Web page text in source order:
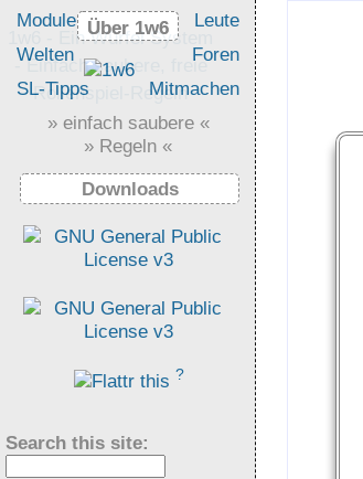
1w6 - Ein Würfel System
- Einfach saubere, freie
Rollenspiel-Regeln
Über 1w6
Module
Leute
Welten
Foren
SL-Tipps
Mitmachen
» einfach saubere «
» Regeln «
Über 1w6
Downloads
?
Search this site: